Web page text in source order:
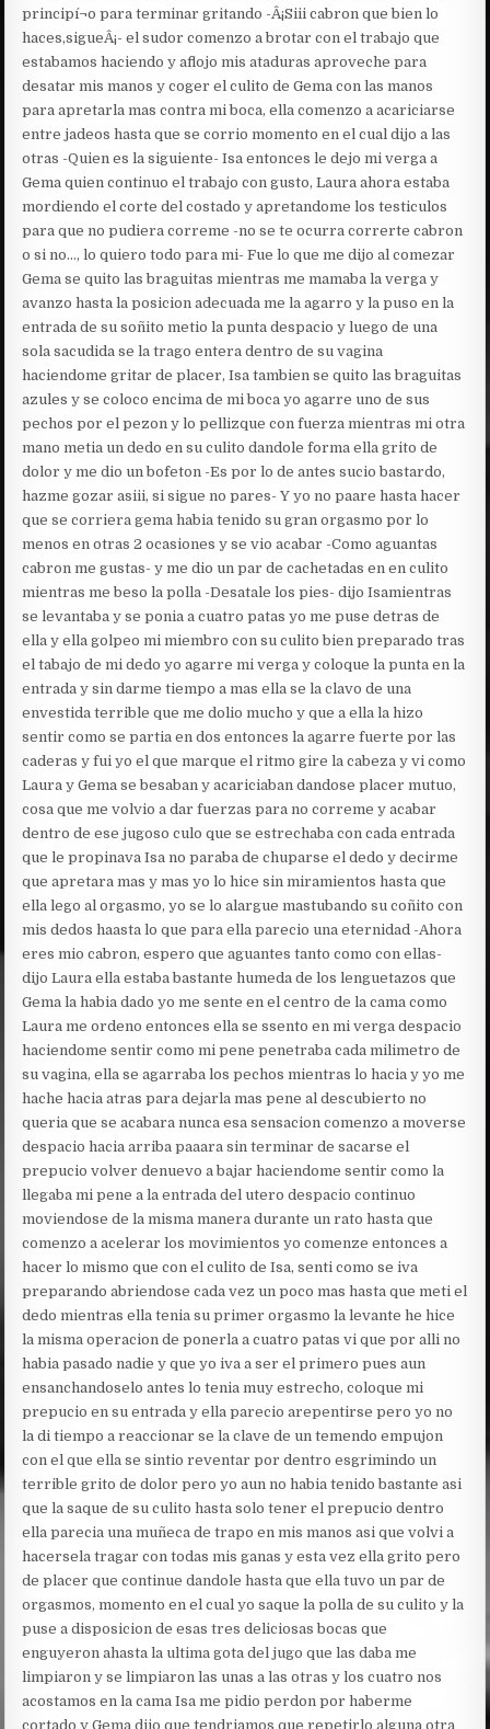
principí¬o para terminar gritando -Â¡Siii cabron que bien lo
haces,sigueÂ¡- el sudor comenzo a brotar con el trabajo que
estabamos haciendo y aflojo mis ataduras aproveche para
desatar mis manos y coger el culito de Gema con las manos
para apretarla mas contra mi boca, ella comenzo a acariciarse
entre jadeos hasta que se corrio momento en el cual dijo a las
otras -Quien es la siguiente- Isa entonces le dejo mi verga a
Gema quien continuo el trabajo con gusto, Laura ahora estaba
mordiendo el corte del costado y apretandome los testiculos
para que no pudiera correme -no se te ocurra correrte cabron
o si no…, lo quiero todo para mi- Fue lo que me dijo al comezar
Gema se quito las braguitas mientras me mamaba la verga y
avanzo hasta la posicion adecuada me la agarro y la puso en la
entrada de su soñito metio la punta despacio y luego de una
sola sacudida se la trago entera dentro de su vagina
haciendome gritar de placer, Isa tambien se quito las braguitas
azules y se coloco encima de mi boca yo agarre uno de sus
pechos por el pezon y lo pellizque con fuerza mientras mi otra
mano metia un dedo en su culito dandole forma ella grito de
dolor y me dio un bofeton -Es por lo de antes sucio bastardo,
hazme gozar asiii, si sigue no pares- Y yo no paare hasta hacer
que se corriera gema habia tenido su gran orgasmo por lo
menos en otras 2 ocasiones y se vio acabar -Como aguantas
cabron me gustas- y me dio un par de cachetadas en en culito
mientras me beso la polla -Desatale los pies- dijo Isamientras
se levantaba y se ponia a cuatro patas yo me puse detras de
ella y ella golpeo mi miembro con su culito bien preparado tras
el tabajo de mi dedo yo agarre mi verga y coloque la punta en la
entrada y sin darme tiempo a mas ella se la clavo de una
envestida terrible que me dolio mucho y que a ella la hizo
sentir como se partia en dos entonces la agarre fuerte por las
caderas y fui yo el que marque el ritmo gire la cabeza y vi como
Laura y Gema se besaban y acariciaban dandose placer mutuo,
cosa que me volvio a dar fuerzas para no correme y acabar
dentro de ese jugoso culo que se estrechaba con cada entrada
que le propinava Isa no paraba de chuparse el dedo y decirme
que apretara mas y mas yo lo hice sin miramientos hasta que
ella lego al orgasmo, yo se lo alargue mastubando su coñito con
mis dedos haasta lo que para ella parecio una eternidad -Ahora
eres mio cabron, espero que aguantes tanto como con ellas-
dijo Laura ella estaba bastante humeda de los lenguetazos que
Gema la habia dado yo me sente en el centro de la cama como
Laura me ordeno entonces ella se ssento en mi verga despacio
haciendome sentir como mi pene penetraba cada milimetro de
su vagina, ella se agarraba los pechos mientras lo hacia y yo me
hache hacia atras para dejarla mas pene al descubierto no
queria que se acabara nunca esa sensacion comenzo a moverse
despacio hacia arriba paaara sin terminar de sacarse el
prepucio volver denuevo a bajar haciendome sentir como la
llegaba mi pene a la entrada del utero despacio continuo
moviendose de la misma manera durante un rato hasta que
comenzo a acelerar los movimientos yo comenze entonces a
hacer lo mismo que con el culito de Isa, senti como se iva
preparando abriendose cada vez un poco mas hasta que meti el
dedo mientras ella tenia su primer orgasmo la levante he hice
la misma operacion de ponerla a cuatro patas vi que por alli no
habia pasado nadie y que yo iva a ser el primero pues aun
ensanchandoselo antes lo tenia muy estrecho, coloque mi
prepucio en su entrada y ella parecio arepentirse pero yo no
la di tiempo a reaccionar se la clave de un temendo empujon
con el que ella se sintio reventar por dentro esgrimindo un
terrible grito de dolor pero yo aun no habia tenido bastante asi
que la saque de su culito hasta solo tener el prepucio dentro
ella parecia una muñeca de trapo en mis manos asi que volvi a
hacersela tragar con todas mis ganas y esta vez ella grito pero
de placer que continue dandole hasta que ella tuvo un par de
orgasmos, momento en el cual yo saque la polla de su culito y la
puse a disposicion de esas tres deliciosas bocas que
enguyeron ahasta la ultima gota del jugo que las daba me
limpiaron y se limpiaron las unas a las otras y los cuatro nos
acostamos en la cama Isa me pidio perdon por haberme
cortado y Gema dijo que tendriamos que repetirlo alguna otra